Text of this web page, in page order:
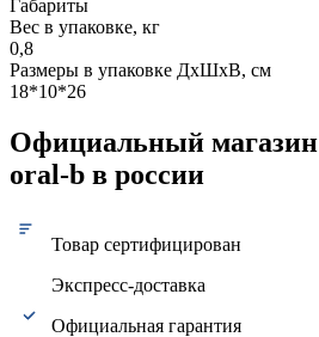
Габариты
Вес в упаковке, кг
0,8
Размеры в упаковке ДxШxВ, см
18*10*26
Официальный магазин
oral-b в россии
Товар сертифицирован
Экспресс-доставка
Официальная гарантия